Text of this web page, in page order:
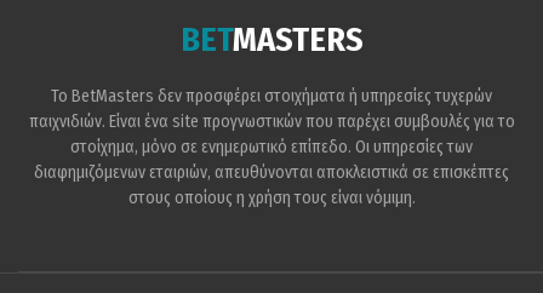
BETMASTERS
Το BetMasters δεν προσφέρει στοιχήματα ή υπηρεσίες τυχερών
παιχνιδιών. Είναι ένα site προγνωστικών που παρέχει συμβουλές για το
στοίχημα, μόνο σε ενημερωτικό επίπεδο. Οι υπηρεσίες των
διαφημιζόμενων εταιριών, απευθύνονται αποκλειστικά σε επισκέπτες
στους οποίους η χρήση τους είναι νόμιμη.